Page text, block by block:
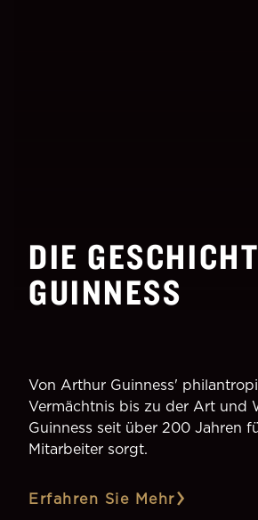
DIE
GUINNESS
Von Arthur Guinness'
Vermächtnis bis zu der Art und
Guinness seit über 200 Jahren
Mitarbeiter sorgt.
Erfahren Sie Mehr